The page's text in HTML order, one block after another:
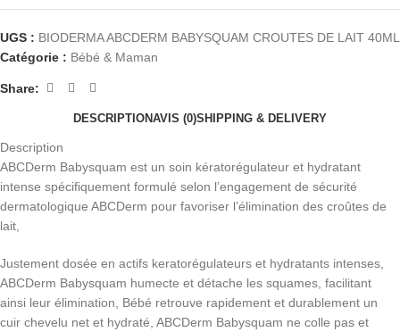
UGS : BIODERMA ABCDERM BABYSQUAM CROUTES DE LAIT 40ML
Catégorie : Bébé & Maman
Share:
DESCRIPTIONAVIS (0)SHIPPING & DELIVERY
Description
ABCDerm Babysquam est un soin kératorégulateur et hydratant
intense spécifiquement formulé selon l’engagement de sécurité
dermatologique ABCDerm pour favoriser l’élimination des croûtes de
lait,
Justement dosée en actifs keratorégulateurs et hydratants intenses,
ABCDerm Babysquam humecte et détache les squames, facilitant
ainsi leur élimination, Bébé retrouve rapidement et durablement un
cuir chevelu net et hydraté, ABCDerm Babysquam ne colle pas et